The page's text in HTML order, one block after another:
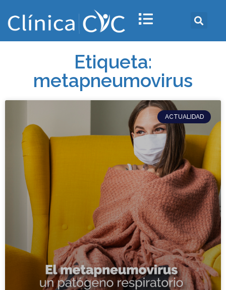
Etiqueta:
metapneumovirus
ACTUALIDAD